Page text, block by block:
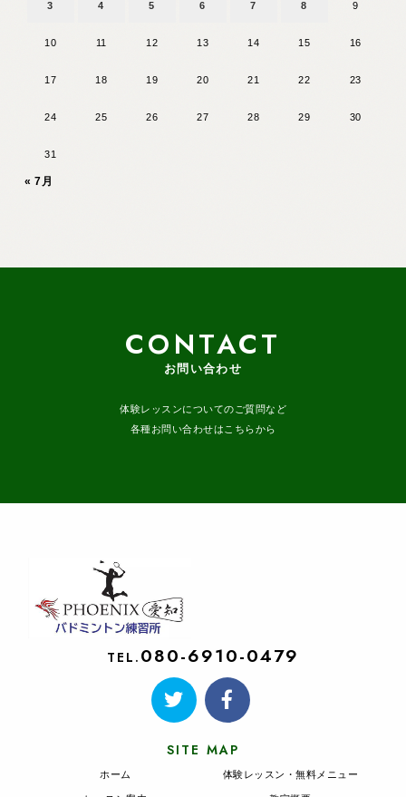
3 4 5 6 7 8 9
10 11 12 13 14 15 16
17 18 19 20 21 22 23
24 25 26 27 28 29 30
31
« 7月
CONTACT
お問い合わせ
体験レッスンについてのご質問など
各種お問い合わせはこちらから
TEL. 080-6910-0479
SITE MAP
ホーム 体験レッスン・無料メニュー